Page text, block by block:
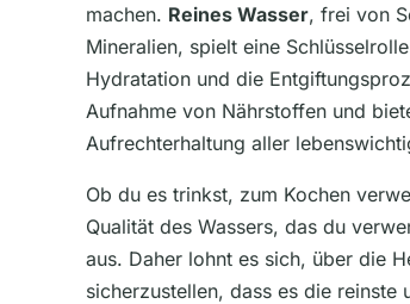
machen. Reines Wasser, frei von
Mineralien, spielt eine
Hydratation und die
Aufnahme von Nährstoffen und
Aufrechterhaltung aller
Ob du es trinkst, zum Kochen
Qualität des Wassers, das du
aus. Daher lohnt es sich, über die
sicherzustellen, dass es die